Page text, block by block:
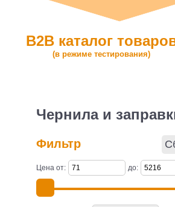
B2B каталог
(в режиме тестирования)
Чернила и
Фильтр
Цена от: до: